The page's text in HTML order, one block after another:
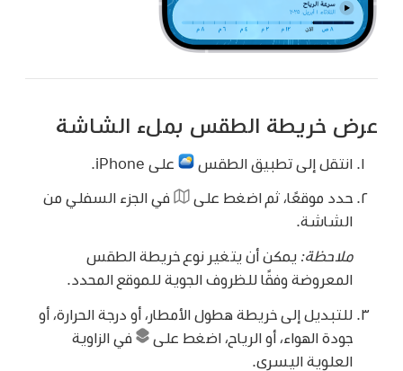
عرض خريطة الطقس بملء الشاشة
انتقل إلى تطبيق الطقس على iPhone.
حدد موقعًا، ثم اضغط على
في الجزء السفلي من
الشاشة.
ملاحظة:يمكن أن يتغير نوع خريطة الطقس
المعروضة وفقًا للظروف الجوية للموقع المحدد.
للتبديل إلى خريطة هطول الأمطار، أو درجة الحرارة، أو
جودة الهواء، أو الرياح، اضغط على
في الزاوية
العلوية اليسرى.